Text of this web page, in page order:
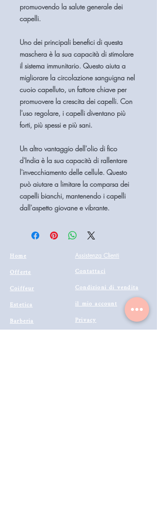
promuovendo la salute generale dei
capelli.
Uno dei principali benefici di questa
maschera è la sua capacità di stimolare
il sistema immunitario. Questo aiuta a
migliorare la circolazione sanguigna nel
cuoio capelluto, un fattore chiave per
promuovere la crescita dei capelli. Con
l'uso regolare, i capelli diventano più
forti, più spessi e più sani.
Un altro vantaggio dell'olio di fico
d'India è la sua capacità di rallentare
l'invecchiamento delle cellule. Questo
può aiutare a limitare la comparsa dei
capelli bianchi, mantenendo i capelli
dall'aspetto giovane e vibrante.
Home
Offerte
Coiffeur
Estetica
Barberia
Assistenza Clienti
Contattaci
Condizioni di vendita
il mio account
Privacy